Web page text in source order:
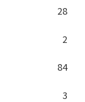
28
2
84
3